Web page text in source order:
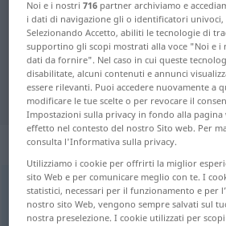
Traduzione Tedesco-
per "belebend"
"belebend" traduzione
„belebend“: Adjektiv
belebend adj
Panoramica di tutte le
Noi e i nostri716 partner archiviamo e
i dati di navigazione gli o identificatori
Selezionando Accetto, abiliti le tecnologie di
supportino gli scopi mostrati alla voce "Noi e
dati da fornire". Nel caso in cui queste
disabilitate, alcuni contenuti e annunci
essere rilevanti. Puoi accedere nuovamente a
modificare le tue scelte o per revocare il
Impostazioni sulla privacy in fondo alla pagina
effetto nel contesto del nostro Sito web. Per
consulta l'Informativa sulla privacy.
Utilizziamo i cookie per offrirti la miglior
sito Web e per comunicare meglio con te. I
statistici, necessari per il funzionamento e per
nostro sito Web, vengono sempre salvati sul
nostra preselezione. I cookie utilizzati per